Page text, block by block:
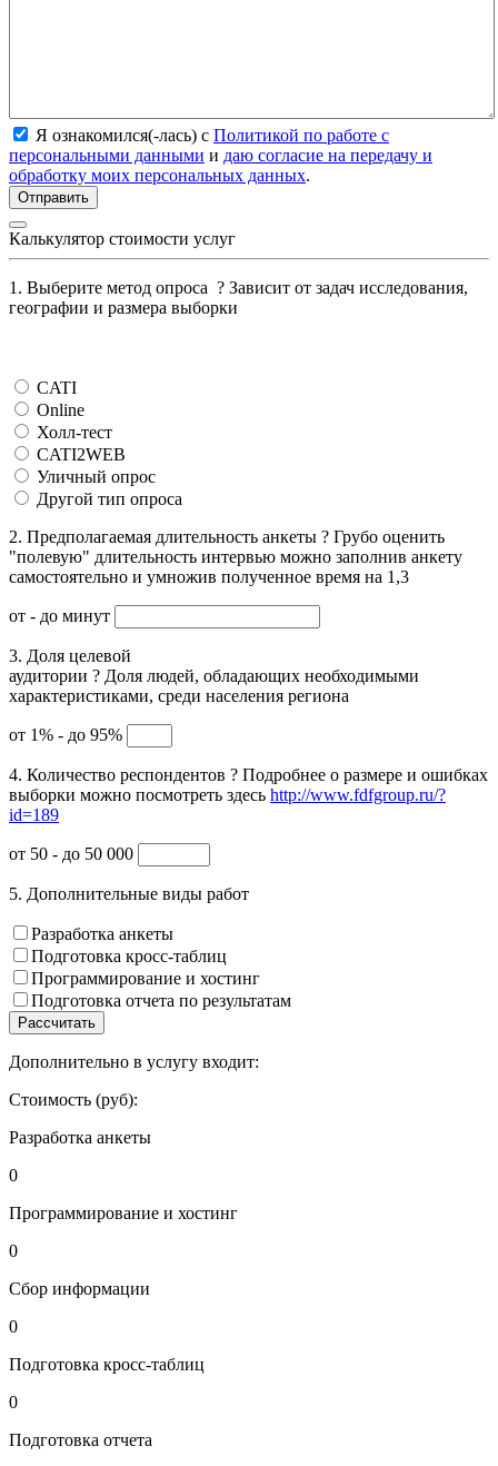
Я ознакомился(-лась) с Политикой по работе с
персональными данными и даю согласие на передачу и
обработку моих персональных данных.
Калькулятор стоимости услуг
1. Выберите метод опроса ? Зависит от задач исследования,
географии и размера выборки
CATI
Online
Холл-тест
CATI2WEB
Уличный опрос
Другой тип опроса
2. Предполагаемая длительность анкеты ? Грубо оценить
"полевую" длительность интервью можно заполнив анкету
самостоятельно и умножив полученное время на 1,3
от - до минут
3. Доля целевой
аудитории ? Доля людей, обладающих необходимыми
характеристиками, среди населения региона
от 1% - до 95%
4. Количество респондентов ? Подробнее о размере и ошибках
выборки можно посмотреть здесь http://www.fdfgroup.ru/?
id=189
от 50 - до 50 000
5. Дополнительные виды работ
Разработка анкеты
Подготовка кросс-таблиц
Программирование и хостинг
Подготовка отчета по результатам
Рассчитать
Дополнительно в услугу входит:
Стоимость (руб):
Разработка анкеты
0
Программирование и хостинг
0
Сбор информации
0
Подготовка кросс-таблиц
0
Подготовка отчета